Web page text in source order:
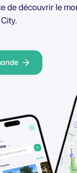
de découvrir le